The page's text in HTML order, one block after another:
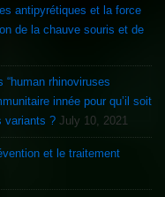
antipyrétiques et la force
de la chauve souris et de
“human rhinoviruses
innée pour qu’il soit
variants ? July 10, 2021
et le traitement